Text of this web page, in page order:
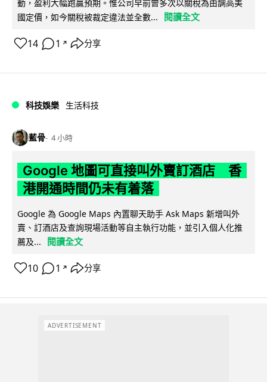
動，盈利大幅跑贏預期。惟公司早前曾多次以關稅為由調高美
國定價，如今關稅被裁定違法並全數...
閱讀全文
14 1 ↗ 分享
科技娛樂 生活科技
藍骨 4 小時
Google 地圖可直接叫外賣訂酒店 香
港開通時間仍未有着落
Google 為 Google Maps 內置聊天助手 Ask Maps 新增叫外
賣、訂酒店及查詢現場活動等自主執行功能，並引入個人化推
薦及...
閱讀全文
10 1 ↗ 分享
ADVERTISEMENT